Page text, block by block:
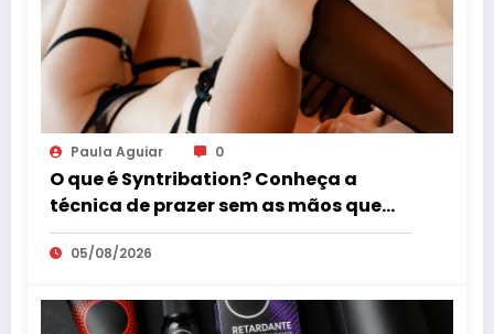
Paula Aguiar 0
O que é Syntribation? Conheça a
técnica de prazer sem as mãos que
virou tendência mundial
05/08/2026